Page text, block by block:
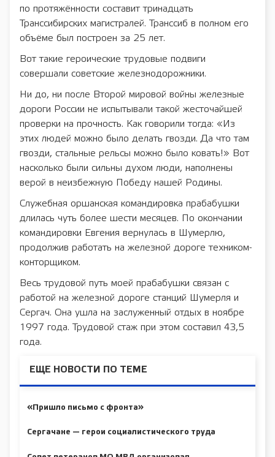
по протяжённости составит тринадцать
Транссибирских магистралей. Транссиб в полном его
объёме был построен за 25 лет.
Вот такие героические трудовые подвиги
совершали советские железнодорожники.
Ни до, ни после Второй мировой войны железные
дороги России не испытывали такой жесточайшей
проверки на прочность. Как говорили тогда: «Из
этих людей можно было делать гвозди. Да что там
гвозди, стальные рельсы можно было ковать!» Вот
насколько были сильны духом люди, наполнены
верой в неизбежную Победу нашей Родины.
Служебная оршанская командировка прабабушки
длилась чуть более шести месяцев. По окончании
командировки Евгения вернулась в Шумерлю,
продолжив работать на железной дороге техником-
конторщиком.
Весь трудовой путь моей прабабушки связан с
работой на железной дороге станций Шумерля и
Сергач. Она ушла на заслуженный отдых в ноябре
1997 года. Трудовой стаж при этом составил 43,5
года.
ЕЩЕ НОВОСТИ ПО ТЕМЕ
«Пришло письмо с фронта»
Сергачане — герои социалистического труда